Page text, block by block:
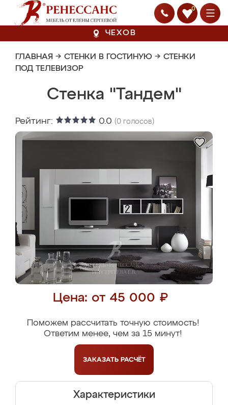
0
ЧЕХОВ
ГЛАВНАЯ → СТЕНКИ В ГОСТИНУЮ → СТЕНКИ
ПОД ТЕЛЕВИЗОР
Стенка "Тандем"
Рейтинг: 0.0 (0 голосов)
Цена: от 45 000 ₽
Поможем рассчитать точную стоимость!
Ответим менее, чем за 15 минут!
ЗАКАЗАТЬ РАСЧЁТ
Характеристики